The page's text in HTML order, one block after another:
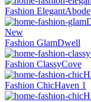
Fashion ElegantAbode
New
Fashion GlamDwell
Fashion ClassyCove
Fashion ChicHaven 1